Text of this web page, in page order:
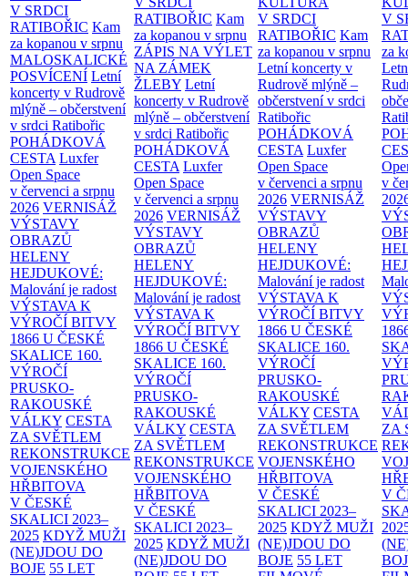
V SRDCI
RATIBOŘIC Kam
za kopanou v srpnu
MALOSKALICKÉ
POSVÍCENÍ Letní
koncerty v Rudrově
mlýně – občerstvení
v srdci Ratibořic
POHÁDKOVÁ
CESTA Luxfer
Open Space
v červenci a srpnu
2026 VERNISÁŽ
VÝSTAVY
OBRAZŮ
HELENY
HEJDUKOVÉ:
Malování je radost
VÝSTAVA K
VÝROČÍ BITVY
1866 U ČESKÉ
SKALICE 160.
VÝROČÍ
PRUSKO-
RAKOUSKÉ
VÁLKY CESTA
ZA SVĚTLEM
REKONSTRUKCE
VOJENSKÉHO
HŘBITOVA
V ČESKÉ
SKALICI 2023–
2025 KDYŽ MUŽI
(NE)JDOU DO
BOJE 55 LET
RATIBOŘIC Kam
za kopanou v srpnu
ZÁPIS NA VÝLET
NA ZÁMEK
ŽLEBY Letní
koncerty v Rudrově
mlýně – občerstvení
v srdci Ratibořic
POHÁDKOVÁ
CESTA Luxfer
Open Space
v červenci a srpnu
2026 VERNISÁŽ
VÝSTAVY
OBRAZŮ
HELENY
HEJDUKOVÉ:
Malování je radost
VÝSTAVA K
VÝROČÍ BITVY
1866 U ČESKÉ
SKALICE 160.
VÝROČÍ
PRUSKO-
RAKOUSKÉ
VÁLKY CESTA
ZA SVĚTLEM
REKONSTRUKCE
VOJENSKÉHO
HŘBITOVA
V ČESKÉ
SKALICI 2023–
2025 KDYŽ MUŽI
(NE)JDOU DO
V SRDCI
RATIBOŘIC Kam
za kopanou v srpnu
Letní koncerty v
Rudrově mlýně –
občerstvení v srdci
Ratibořic
POHÁDKOVÁ
CESTA Luxfer
Open Space
v červenci a srpnu
2026 VERNISÁŽ
VÝSTAVY
OBRAZŮ
HELENY
HEJDUKOVÉ:
Malování je radost
VÝSTAVA K
VÝROČÍ BITVY
1866 U ČESKÉ
SKALICE 160.
VÝROČÍ
PRUSKO-
RAKOUSKÉ
VÁLKY CESTA
ZA SVĚTLEM
REKONSTRUKCE
VOJENSKÉHO
HŘBITOVA
V ČESKÉ
SKALICI 2023–
2025 KDYŽ MUŽI
(NE)JDOU DO
BOJE 55 LET
V
za
v
ZA
V